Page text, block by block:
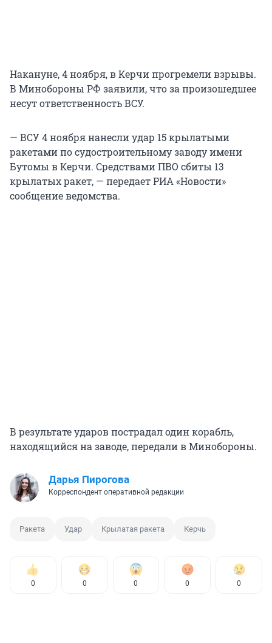
Накануне, 4 ноября, в Керчи прогремели взрывы.
В Минобороны РФ заявили, что за произошедшее
несут ответственность ВСУ.
— ВСУ 4 ноября нанесли удар 15 крылатыми
ракетами по судостроительному заводу имени
Бутомы в Керчи. Средствами ПВО сбиты 13
крылатых ракет, — передает РИА «Новости»
сообщение ведомства.
В результате ударов пострадал один корабль,
находящийся на заводе, передали в Минобороны.
Дарья Пирогова
Корреспондент оперативной редакции
Ракета Удар Крылатая ракета Керчь
0 0 0 0 0